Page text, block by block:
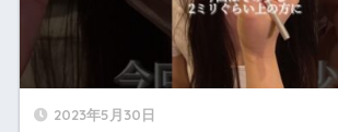
2023年5月30日